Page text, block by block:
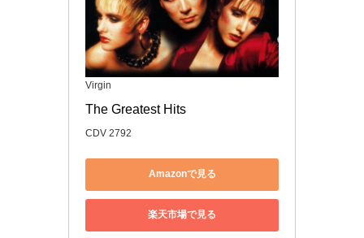
Virgin
The Greatest Hits
CDV 2792
Amazonで見る
楽天市場で見る